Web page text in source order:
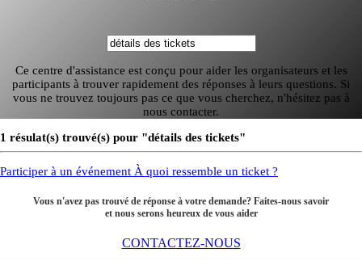
Ce centre d'assistance est conçu pour aider les organisateurs et les
participants à trouver rapidement des réponses à leurs questions. Si
vous ne trouvez toujours pas ce que vous cherchez, n'hésitez pas à
nous contacter.
1 résulat(s) trouvé(s) pour "détails des tickets"
Participer à un événement À quoi ressemble un ticket ?
Vous n'avez pas trouvé de réponse à votre demande? Faites-nous savoir
et nous serons heureux de vous aider
CONTACTEZ-NOUS